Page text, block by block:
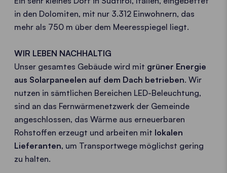
in den Dolomiten, mit nur 3.312 Einwohnern, das
mehr als 750 m über dem Meeresspiegel liegt.
WIR LEBEN NACHHALTIG
Unser gesamtes Gebäude wird mit grüner Energie
aus Solarpaneelen auf dem Dach betrieben. Wir
nutzen in sämtlichen Bereichen LED-Beleuchtung,
sind an das Fernwärmenetzwerk der Gemeinde
angeschlossen, das Wärme aus erneuerbaren
Rohstoffen erzeugt und arbeiten mit lokalen
Lieferanten, um Transportwege möglichst gering
zu halten.